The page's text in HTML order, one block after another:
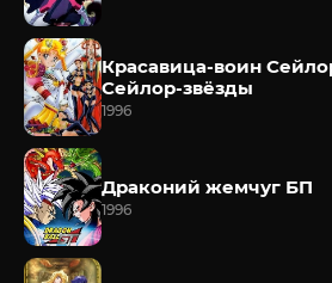
Красавица-воин
Сейлор-звёзды
1996
Драконий жемчуг БП
1996